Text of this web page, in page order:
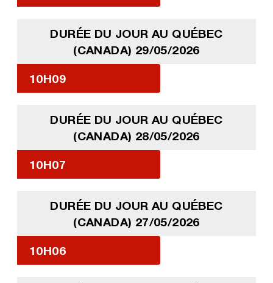
DURÉE DU JOUR AU QUÉBEC
(CANADA) 29/05/2026
10H09
DURÉE DU JOUR AU QUÉBEC
(CANADA) 28/05/2026
10H07
DURÉE DU JOUR AU QUÉBEC
(CANADA) 27/05/2026
10H06